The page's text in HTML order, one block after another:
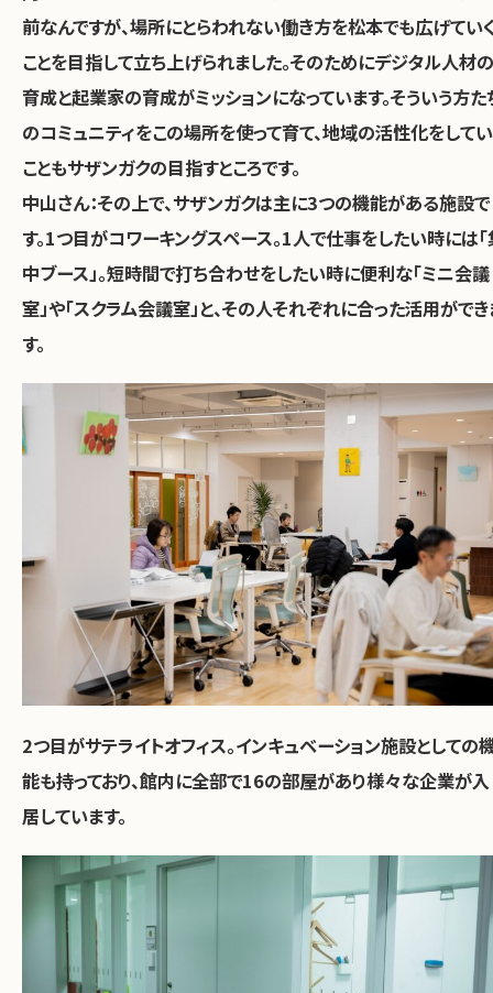
前なんですが、場所にとらわれない働き方を松本でも広げてい
ことを目指して立ち上げられました。そのためにデジタル人材の
育成と起業家の育成がミッションになっています。そういう方た
のコミュニティをこの場所を使って育て、地域の活性化をして
こともサザンガクの目指すところです。
中山さん：その上で、サザンガクは主に3つの機能がある施設で
す。1つ目がコワーキングスペース。1人で仕事をしたい時には
中ブース」。短時間で打ち合わせをしたい時に便利な「ミニ会議
室」や「スクラム会議室」と、その人それぞれに合った活用がで
す。
2つ目がサテライトオフィス。インキュベーション施設としての
能も持っており、館内に全部で16の部屋があり様々な企業が入
居しています。